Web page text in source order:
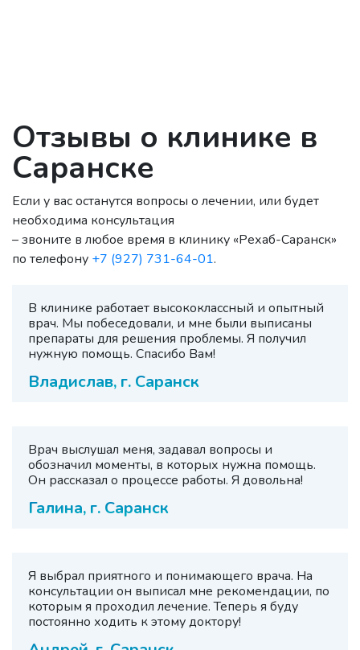
Отзывы о клинике в
Саранске
Если у вас останутся вопросы о лечении, или будет
необходима консультация
– звоните в любое время в клинику «Рехаб-Саранск»
по телефону +7 (927) 731-64-01.
В клинике работает высококлассный и опытный
врач. Мы побеседовали, и мне были выписаны
препараты для решения проблемы. Я получил
нужную помощь. Спасибо Вам!
Владислав, г. Саранск
Врач выслушал меня, задавал вопросы и
обозначил моменты, в которых нужна помощь.
Он рассказал о процессе работы. Я довольна!
Галина, г. Саранск
Я выбрал приятного и понимающего врача. На
консультации он выписал мне рекомендации, по
которым я проходил лечение. Теперь я буду
постоянно ходить к этому доктору!